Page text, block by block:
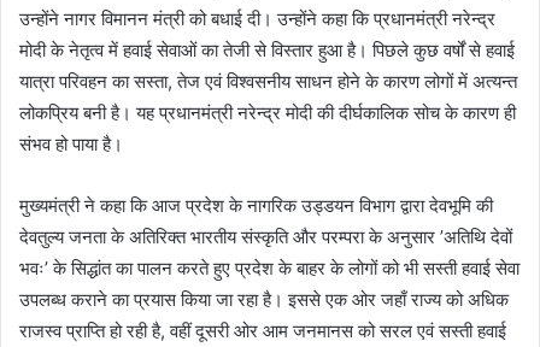
उन्होंने नागर विमानन मंत्री को बधाई दी। उन्होंने कहा कि प्रधानमंत्री नरेन्द्र
मोदी के नेतृत्व में हवाई सेवाओं का तेजी से विस्तार हुआ है। पिछले कुछ वर्षों से हवाई
यात्रा परिवहन का सस्ता, तेज एवं विश्वसनीय साधन होने के कारण लोगों में अत्यन्त
लोकप्रिय बनी है। यह प्रधानमंत्री नरेन्द्र मोदी की दीर्घकालिक सोच के कारण ही
संभव हो पाया है।
मुख्यमंत्री ने कहा कि आज प्रदेश के नागरिक उड्डयन विभाग द्वारा देवभूमि की
देवतुल्य जनता के अतिरिक्त भारतीय संस्कृति और परम्परा के अनुसार ’अतिथि देवों
भवः’ के सिद्धांत का पालन करते हुए प्रदेश के बाहर के लोगों को भी सस्ती हवाई सेवा
उपलब्ध कराने का प्रयास किया जा रहा है। इससे एक ओर जहाँ राज्य को अधिक
राजस्व प्राप्ति हो रही है, वहीं दूसरी ओर आम जनमानस को सरल एवं सस्ती हवाई